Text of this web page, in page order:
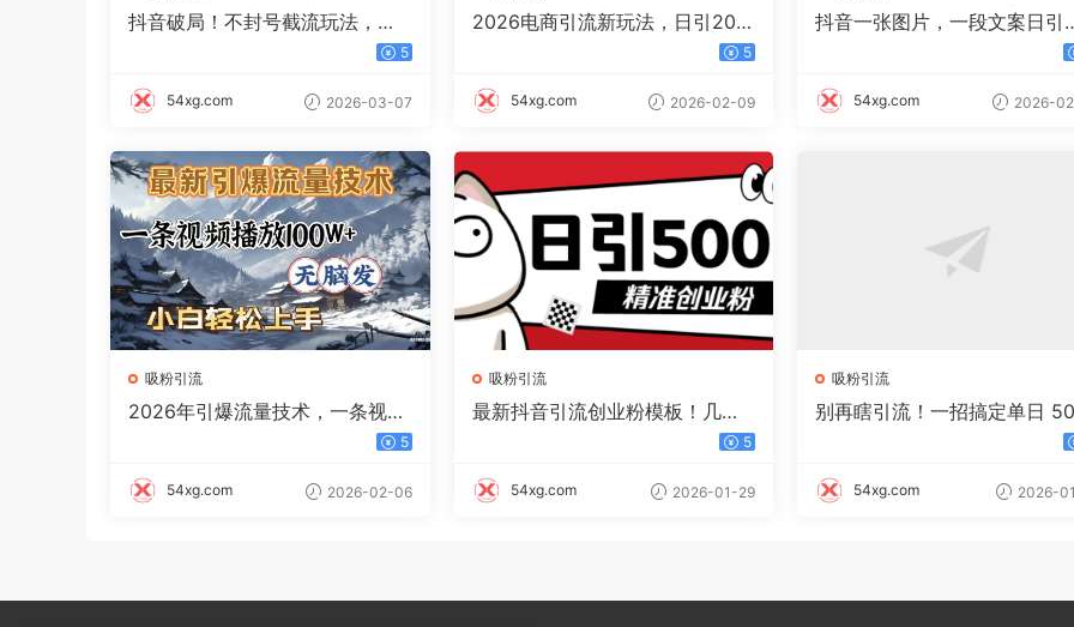
抖音破局！不封号截流玩法，创
5
54xg.com 2026-03-07
2026电商引流新玩法，日引200
5
54xg.com 2026-02-09
抖音一张图片，一段文案日引
54xg.com 2026-
吸粉引流
2026年引爆流量技术，一条视频
播放100W＋，无脑发，小白轻松
5
54xg.com 2026-02-06
吸粉引流
最新抖音引流创业粉模板！几分
钟一个视频，非常暴力，小白直 5
54xg.com 2026-01-29
吸粉引流
别再瞎引流！一招搞定单日
54xg.com 2026-